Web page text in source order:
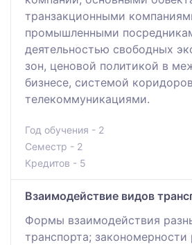
транзакционными
промышленными
деятельностью свободных
зон, ценовой политикой в
бизнесе, системой
телекоммуникациями.
Год обучения - 2
Семестр - 2
Кредитов - 5
Взаимодействие видов
Формы взаимодействия
транспорта; закономерности